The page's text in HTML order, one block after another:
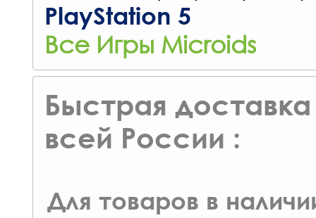
PlayStation 5
Все Игры Microids
Быстрая доставка
всей России :
Для товаров в